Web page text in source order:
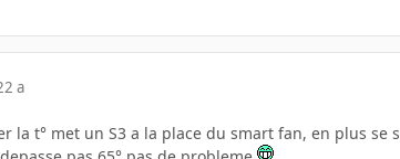
a
la t° met un S3 a la place du smart fan, en plus se